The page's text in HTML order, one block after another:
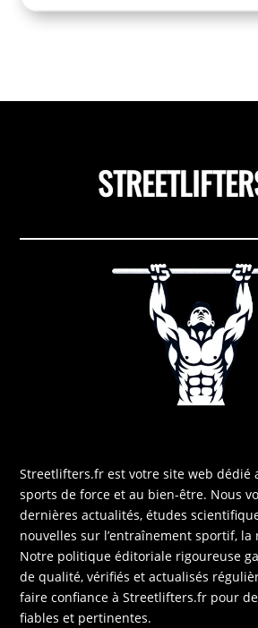
Streetlifters.fr est votre site web dédié
sports de force et au bien-être. Nous
dernières actualités, études
nouvelles sur l’entraînement sportif,
Notre politique éditoriale rigoureuse
de qualité, vérifiés et actualisés
faire confiance à Streetlifters.fr pour
fiables et pertinentes.